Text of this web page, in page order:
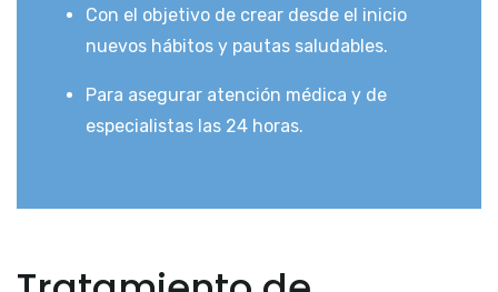
Con el objetivo de crear desde el inicio
nuevos hábitos y pautas saludables.
Para asegurar atención médica y de
especialistas las 24 horas.